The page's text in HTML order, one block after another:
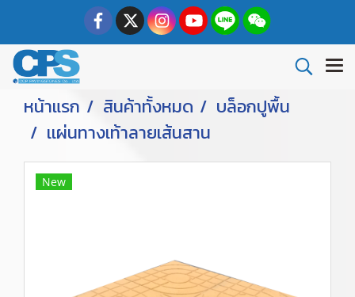
หน้าแรก สินค้าทั้งหมด
บล็อกปูพื้น
เเผ่นทางเท้าลายเส้นสาน
New